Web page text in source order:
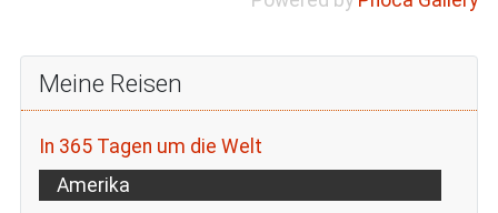
Meine Reisen
In 365 Tagen um die Welt
Amerika